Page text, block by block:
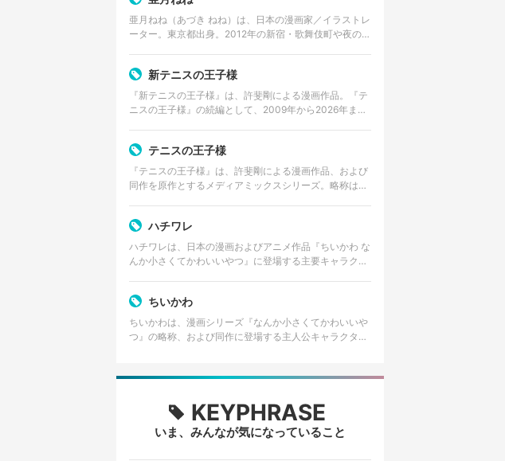
亜月ねね（あづき ねね）は、日本の漫画家／イラストレ
ーター。東京都出身。2012年の新宿・歌舞伎町や夜の世
新テニスの王子様
『新テニスの王子様』は、許斐剛による漫画作品。『テ
ニスの王子様』の続編として、2009年から2026年まで
テニスの王子様
『テニスの王子様』は、許斐剛による漫画作品、および
同作を原作とするメディアミックスシリーズ。略称は
ハチワレ
ハチワレは、日本の漫画およびアニメ作品『ちいかわ な
んか小さくてかわいいやつ』に登場する主要キャラクタ
ちいかわ
ちいかわは、漫画シリーズ『なんか小さくてかわいいや
つ』の略称、および同作に登場する主人公キャラクター
KEYPHRASE
いま、みんなが気になっていること